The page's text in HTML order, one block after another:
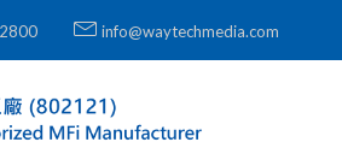
info@waytechmedia.com